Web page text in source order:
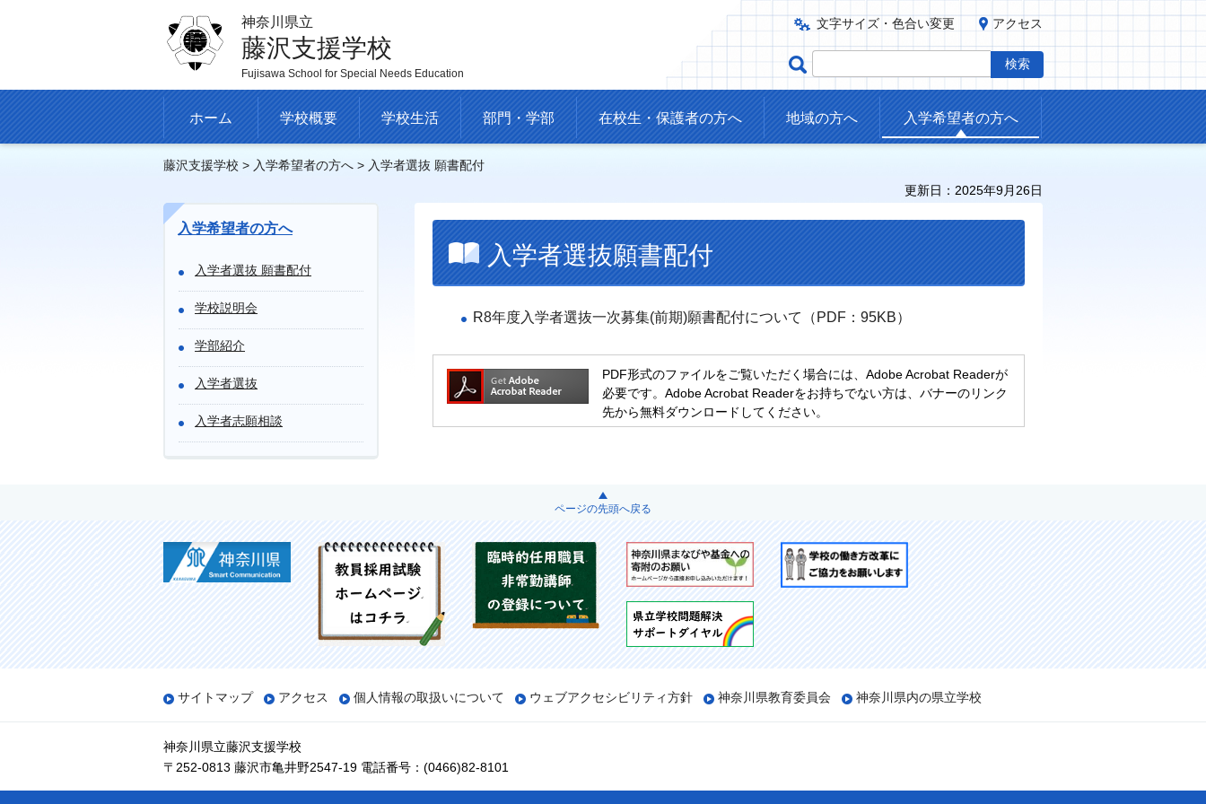
神奈川県立
藤沢支援学校
Fujisawa School for Special Needs Education
文字サイズ・色合い変更 アクセス
ホーム 学校概要 学校生活 部門・学部 在校生・保護者の方へ 地域の方へ 入学希望者の方へ
藤沢支援学校 > 入学希望者の方へ > 入学者選抜 願書配付
更新日：2025年9月26日
入学希望者の方へ
入学者選抜 願書配付
学校説明会
学部紹介
入学者選抜
入学者志願相談
入学者選抜願書配付
R8年度入学者選抜一次募集(前期)願書配付について（PDF：95KB）
PDF形式のファイルをご覧いただく場合には、Adobe Acrobat Readerが
必要です。Adobe Acrobat Readerをお持ちでない方は、バナーのリンク
先から無料ダウンロードしてください。
ページの先頭へ戻る
サイトマップ アクセス 個人情報の取扱いについて ウェブアクセシビリティ方針 神奈川県教育委員会 神奈川県内の県立学校
神奈川県立藤沢支援学校
〒252-0813 藤沢市亀井野2547-19 電話番号：(0466)82-8101